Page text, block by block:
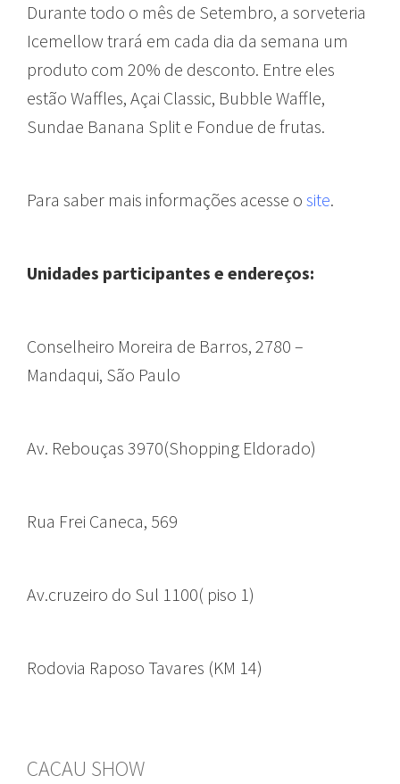
Durante todo o mês de Setembro, a sorveteria
Icemellow trará em cada dia da semana um
produto com 20% de desconto. Entre eles
estão Waffles, Açai Classic, Bubble Waffle,
Sundae Banana Split e Fondue de frutas.
Para saber mais informações acesse o site.
Unidades participantes e endereços:
Conselheiro Moreira de Barros, 2780 –
Mandaqui, São Paulo
Av. Rebouças 3970(Shopping Eldorado)
Rua Frei Caneca, 569
Av.cruzeiro do Sul 1100( piso 1)
Rodovia Raposo Tavares (KM 14)
CACAU SHOW